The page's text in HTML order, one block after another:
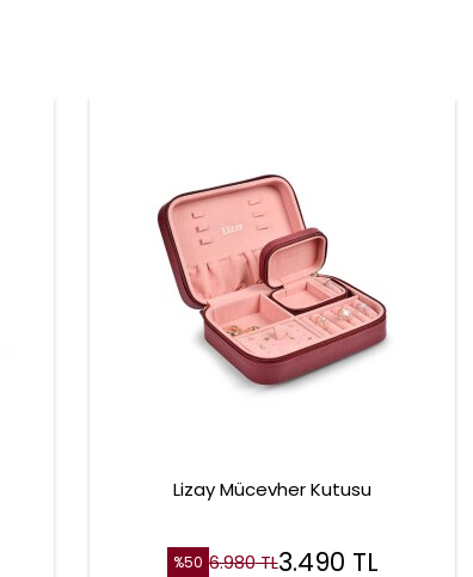
Lizay Mücevher Kutusu
%50 6.980TL3.490 TL